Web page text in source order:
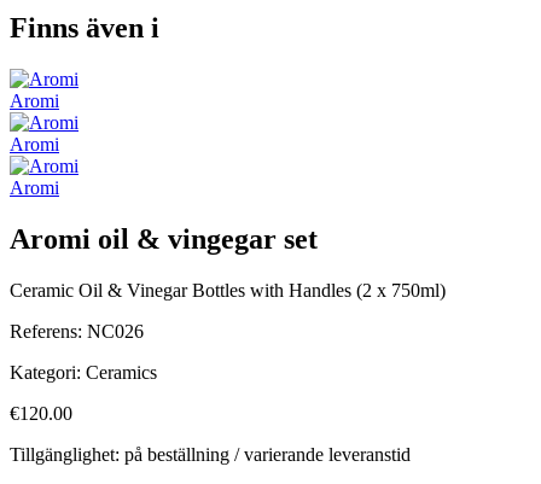
Finns även i
Aromi
Aromi
Aromi
Aromi oil & vingegar set
Ceramic Oil & Vinegar Bottles with Handles (2 x 750ml)
Referens: NC026
Kategori: Ceramics
€120.00
Tillgänglighet: på beställning / varierande leveranstid